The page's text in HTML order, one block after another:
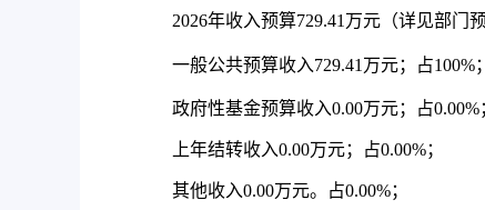
2026年收入预算729.41 万元（详见部门
一般公共预算收入729.41 万元；占100%；
政府性基金预算收入0.00万元； 占0.00%
上年结转收入0.00万元； 占0.00%；
其他收入0.00万元。 占0.00%；